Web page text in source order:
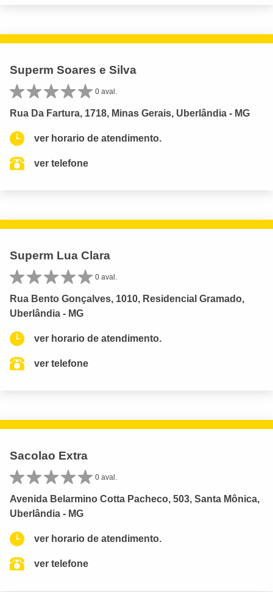
Superm Soares e Silva
0 aval.
Rua Da Fartura, 1718, Minas Gerais, Uberlândia - MG
ver horario de atendimento.
ver telefone
Superm Lua Clara
0 aval.
Rua Bento Gonçalves, 1010, Residencial Gramado,
Uberlândia - MG
ver horario de atendimento.
ver telefone
Sacolao Extra
0 aval.
Avenida Belarmino Cotta Pacheco, 503, Santa Mônica,
Uberlândia - MG
ver horario de atendimento.
ver telefone